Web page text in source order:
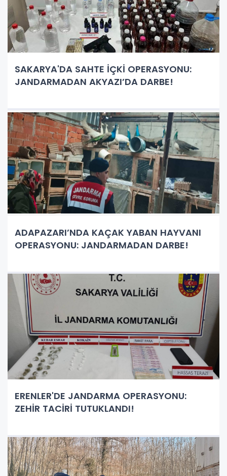
SAKARYA'DA SAHTE İÇKİ OPERASYONU:
JANDARMADAN AKYAZI’DA DARBE!
ADAPAZARI’NDA KAÇAK YABAN HAYVANI
OPERASYONU: JANDARMADAN DARBE!
ERENLER'DE JANDARMA OPERASYONU:
ZEHİR TACİRİ TUTUKLANDI!